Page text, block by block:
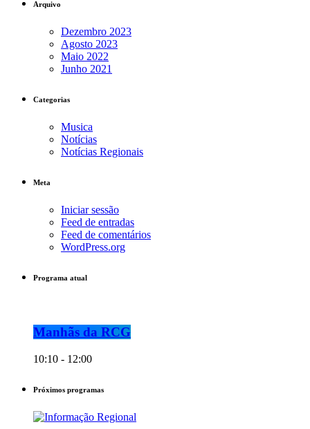
Arquivo
Dezembro 2023
Agosto 2023
Maio 2022
Junho 2021
Categorias
Musica
Notícias
Notícias Regionais
Meta
Iniciar sessão
Feed de entradas
Feed de comentários
WordPress.org
Programa atual
Manhãs da RCG
10:10 - 12:00
Próximos programas